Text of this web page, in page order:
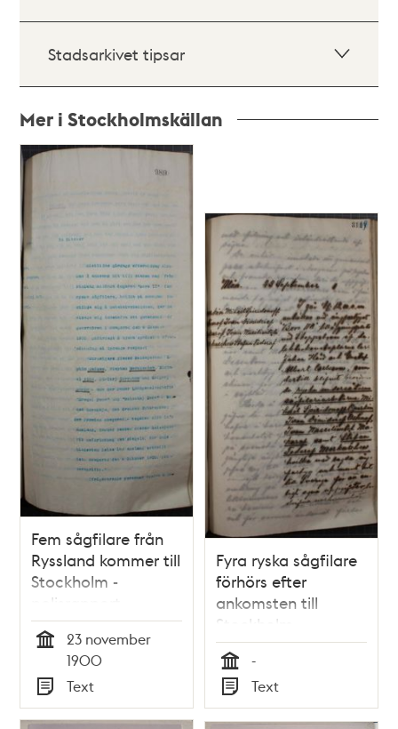
Stadsarkivet tipsar
Mer i Stockholmskällan
Relaterade
poster
och
Fem sågfilare från
Ryssland kommer till
Stockholm -
polisrapport
23 november
1900
Typ
Text
Fyra ryska sågfilare
förhörs efter
ankomsten till
Stockholm
Tid
-
Typ
Text